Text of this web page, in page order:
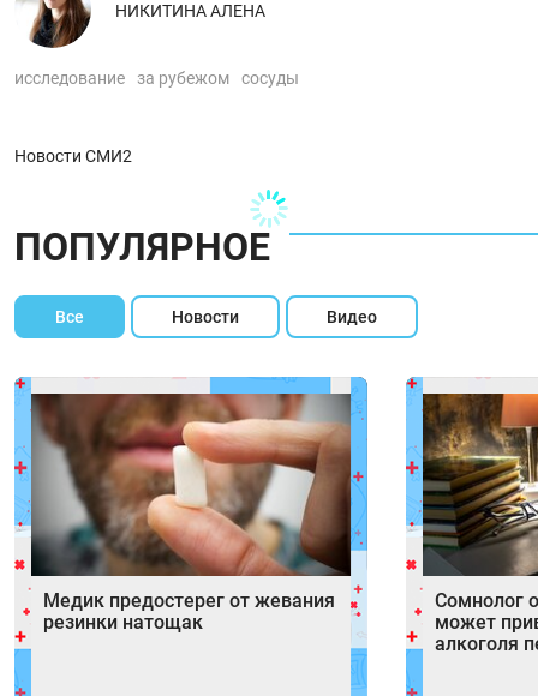
НИКИТИНА АЛЕНА
исследование за рубежом сосуды
Новости СМИ2
ПОПУЛЯРНОЕ
Все Новости Видео
Медик предостерег от жевания
резинки натощак
Сомнолог
может
алкоголя